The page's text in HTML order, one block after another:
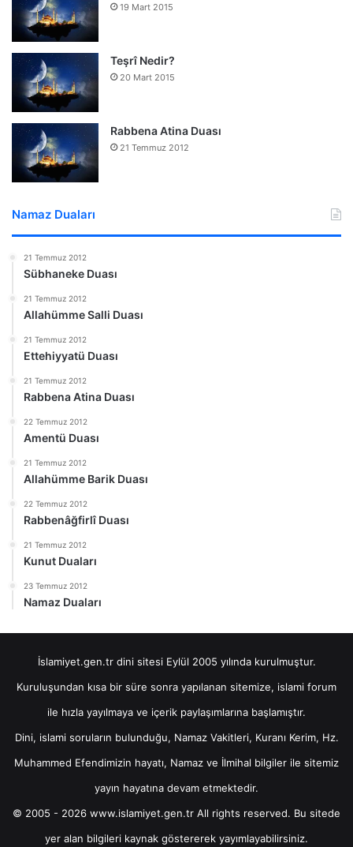
19 Mart 2015
Teşrî Nedir?
20 Mart 2015
Rabbena Atina Duası
21 Temmuz 2012
Namaz Duaları
21 Temmuz 2012
Sübhaneke Duası
21 Temmuz 2012
Allahümme Salli Duası
21 Temmuz 2012
Ettehiyyatü Duası
21 Temmuz 2012
Rabbena Atina Duası
22 Temmuz 2012
Amentü Duası
21 Temmuz 2012
Allahümme Barik Duası
22 Temmuz 2012
Rabbenâğfirlî Duası
21 Temmuz 2012
Kunut Duaları
23 Temmuz 2012
Namaz Duaları
İslamiyet.gen.tr dini sitesi Eylül 2005 yılında kurulmuştur.
Kuruluşundan kısa bir süre sonra yapılanan sitemize, islami forum
ile hızla yayılmaya ve içerik paylaşımlarına başlamıştır.
Dini, islami soruların bulunduğu, Namaz Vakitleri, Kuranı Kerim, Hz.
Muhammed Efendimizin hayatı, Namaz ve İlmihal bilgiler ile sitemiz
yayın hayatına devam etmektedir.
© 2005 - 2026 www.islamiyet.gen.tr All rights reserved. Bu sitede
yer alan bilgileri kaynak göstererek yayımlayabilirsiniz.